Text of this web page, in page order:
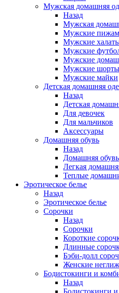
Мужская домашняя
Назад
Мужская
Мужские
Мужские
Мужские
Мужские
Мужские шорты
Мужские майки
Детская домашняя
Назад
Детская
Для девочек
Для мальчиков
Аксессуары
Домашняя обувь
Назад
Домашняя обувь
Легкая
Теплые
Эротическое белье
Назад
Эротическое белье
Сорочки
Назад
Сорочки
Короткие
Длинные
Бэби-долл
Женские
Бодистокинги и
Назад
Бодистокинги